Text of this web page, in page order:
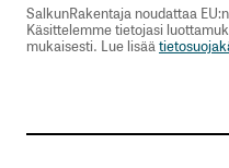
SalkunRakentaja noudattaa
Käsittelemme tietojasi
mukaisesti. Lue lisää